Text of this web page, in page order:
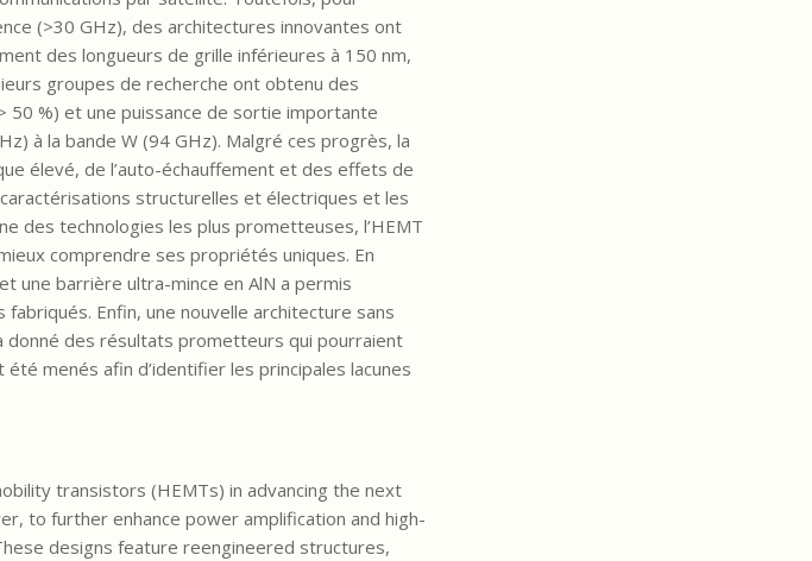
(>30 GHz), des architectures innovantes ont
des longueurs de grille inférieures à 150 nm,
groupes de recherche ont obtenu des
50 %) et une puissance de sortie importante
à la bande W (94 GHz). Malgré ces progrès, la
élevé, de l’auto-échauffement et des effets de
structurelles et électriques et les
des technologies les plus prometteuses, l’HEMT
comprendre ses propriétés uniques. En
une barrière ultra-mince en AlN a permis
Enfin, une nouvelle architecture sans
donné des résultats prometteurs qui pourraient
menés afin d’identifier les principales lacunes
transistors (HEMTs) in advancing the next
to further enhance power amplification and high-
designs feature reengineered structures,